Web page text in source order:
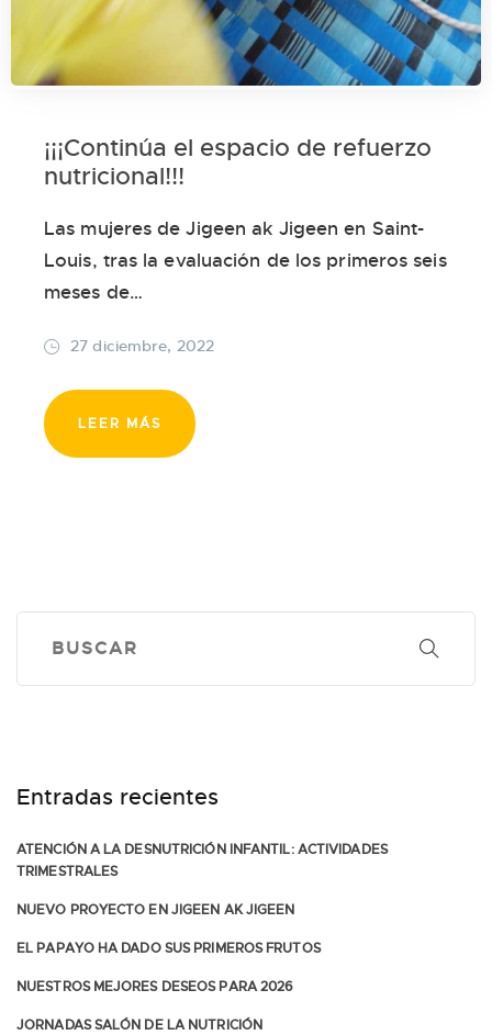
¡¡¡Continúa el espacio de refuerzo
nutricional!!!
Las mujeres de Jigeen ak Jigeen en Saint-
Louis, tras la evaluación de los primeros seis
meses de…
27 diciembre, 2022
LEER MÁS
Entradas recientes
ATENCIÓN A LA DESNUTRICIÓN INFANTIL: ACTIVIDADES
TRIMESTRALES
NUEVO PROYECTO EN JIGEEN AK JIGEEN
EL PAPAYO HA DADO SUS PRIMEROS FRUTOS
NUESTROS MEJORES DESEOS PARA 2026
JORNADAS SALÓN DE LA NUTRICIÓN